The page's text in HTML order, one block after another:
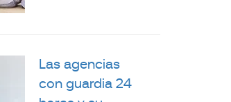
Las agencias
con guardia 24